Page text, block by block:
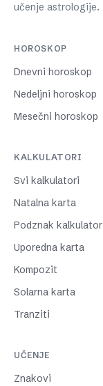
učenje astrologije.
HOROSKOP
Dnevni horoskop
Nedeljni horoskop
Mesečni horoskop
KALKULATORI
Svi kalkulatori
Natalna karta
Podznak kalkulator
Uporedna karta
Kompozit
Solarna karta
Tranziti
UČENJE
Znakovi